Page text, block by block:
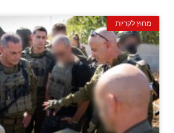
מחוץ לקריות